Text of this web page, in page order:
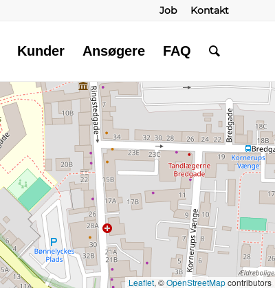
Job Kontakt
Kunder Ansøgere FAQ
Leaflet, ©OpenStreetMapcontributors